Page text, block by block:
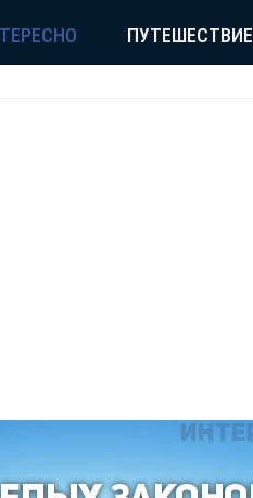
ПУТЕШЕСТВИЕ